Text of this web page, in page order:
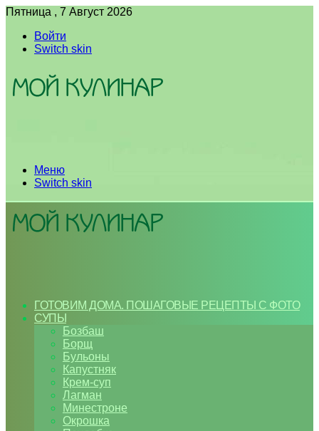
Пятница , 7 Август 2026
Войти
Switch skin
Меню
Switch skin
ГОТОВИМ ДОМА. ПОШАГОВЫЕ РЕЦЕПТЫ С ФОТО
СУПЫ
Бозбаш
Борщ
Бульоны
Капустняк
Крем-суп
Лагман
Минестроне
Окрошка